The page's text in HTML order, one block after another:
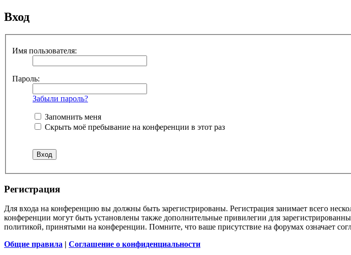
Вход
Имя пользователя:
Пароль:
Забыли пароль?
Запомнить меня
Скрыть моё пребывание на конференции в этот раз
Регистрация
Для входа на конференцию вы должны быть зарегистрированы. Регистрация занимает всего
конференции могут быть установлены также дополнительные привилегии для
политикой, принятыми на конференции. Помните, что ваше присутствие на форумах означает
Общие правила | Соглашение о конфиденциальности